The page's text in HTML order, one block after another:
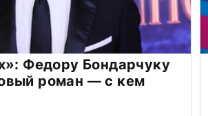
Федору Бондарчуку
роман — с кем